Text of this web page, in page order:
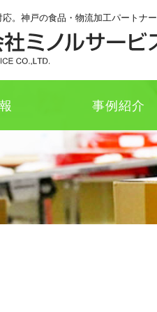
。神戸の食品・物流加工パートナー
事例紹介